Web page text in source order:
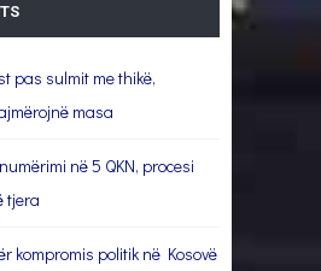
pas sulmit me thikë,
masa
në 5 QKN, procesi
tjera
kompromis politik në Kosovë